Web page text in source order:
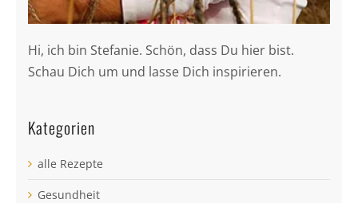
Hi, ich bin Stefanie. Schön, dass Du hier bist.
Schau Dich um und lasse Dich inspirieren.
Kategorien
alle Rezepte
Gesundheit